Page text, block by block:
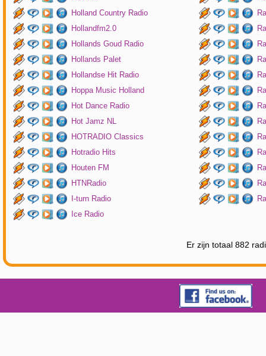
Holland Country Radio
Hollandfm2.0
Hollands Goud Radio
Hollands Palet
Hollandse Hit Radio
Hoppa Music Holland
Hot Dance Radio
Hot Jamz NL
HOTRADIO Classics
Hotradio Hits
Houten FM
HTNRadio
I-turn Radio
Ice Radio
Er zijn totaal 882